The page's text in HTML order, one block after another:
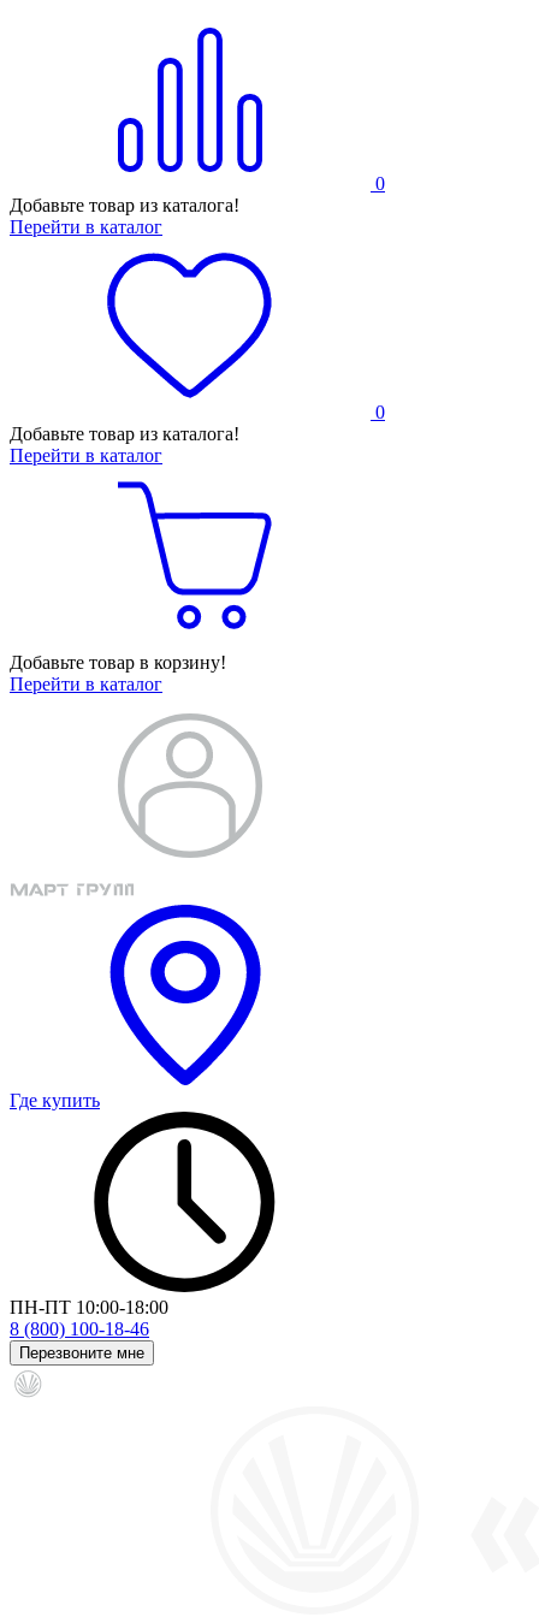
0
Добавьте товар из каталога!
Перейти в каталог
0
Добавьте товар из каталога!
Перейти в каталог
Добавьте товар в корзину!
Перейти в каталог
Где купить
ПН-ПТ 10:00-18:00
8 (800) 100-18-46
Перезвоните мне